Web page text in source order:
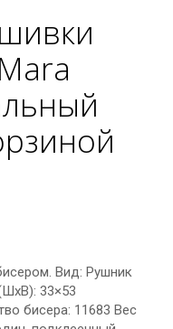
Вид: Рушник
33×53
бисера: 11683 Вес